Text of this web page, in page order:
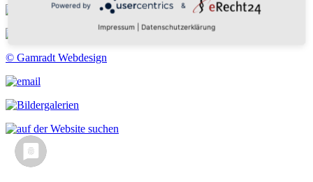
© Gamradt Webdesign
Powered by &
Impressum Datenschutzerklärung